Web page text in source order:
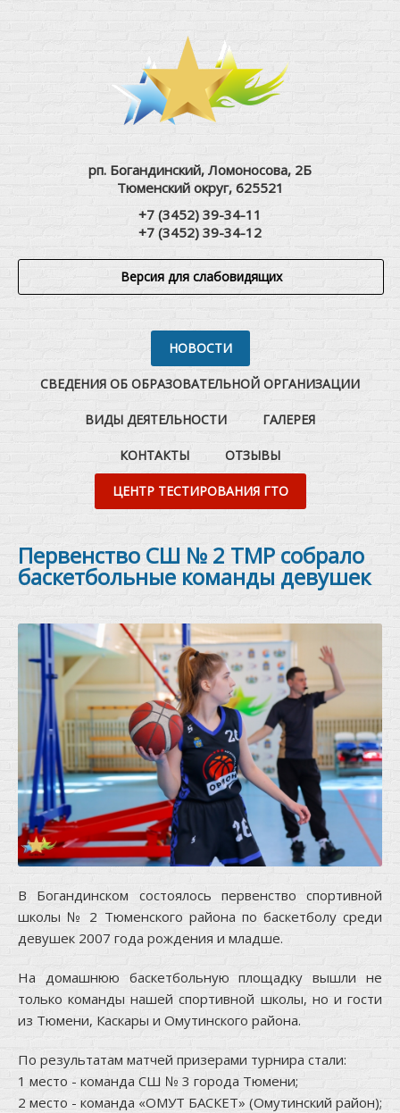
рп. Богандинский, Ломоносова, 2Б
Тюменский округ, 625521
+7 (3452) 39-34-11
+7 (3452) 39-34-12
Версия для слабовидящих
НОВОСТИ
СВЕДЕНИЯ ОБ ОБРАЗОВАТЕЛЬНОЙ ОРГАНИЗАЦИИ
ВИДЫ ДЕЯТЕЛЬНОСТИ ГАЛЕРЕЯ
КОНТАКТЫ ОТЗЫВЫ
ЦЕНТР ТЕСТИРОВАНИЯ ГТО
Первенство СШ № 2 ТМР собрало
баскетбольные команды девушек
В Богандинском состоялось первенство спортивной
школы № 2 Тюменского района по баскетболу среди
девушек 2007 года рождения и младше.
На домашнюю баскетбольную площадку вышли не
только команды нашей спортивной школы, но и гости
из Тюмени, Каскары и Омутинского района.
По результатам матчей призерами турнира стали:
1 место - команда СШ № 3 города Тюмени;
2 место - команда «ОМУТ БАСКЕТ» (Омутинский район);